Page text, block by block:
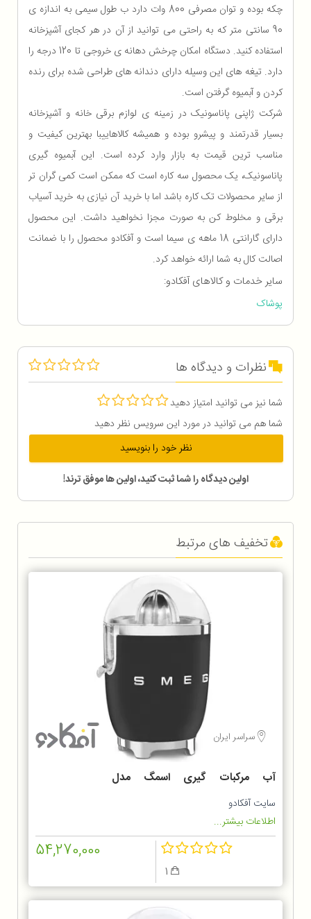
چکه بوده و توان مصرفی 800 وات دارد ب طول سیمی به اندازه ی
90 سانتی متر که به راحتی می توانید از آن در هر کجای آشپزخانه
استفاده کنید. دستگاه امکان چرخش دهانه ی خروجی تا 120 درجه را
دارد. تیغه های این وسیله دارای دندانه های طراحی شده برای رنده
کردن و آبمیوه گرفتن است.
شرکت ژاپنی پاناسونیک در زمینه ی لوازم برقی خانه و آشپزخانه
بسیار قدرتمند و پیشرو بوده و همیشه کالاهاییبا بهترین کیفیت و
مناسب ترین قیمت به بازار وارد کرده است. این آبمیوه گیری
پاناسونیک، یک محصول سه کاره است که ممکن است کمی گران تر
از سایر محصولات تک کاره باشد اما با خرید آن نیازی به خرید آسیاب
برقی و مخلوط کن به صورت مجزا نخواهید داشت. این محصول
دارای گارانتی 18 ماهه ی سیما است و آفکادو محصول را با ضمانت
اصالت کال به شما ارائه خواهد کرد.
سایر خدمات و کالاهای آفکادو:
پوشاک
نظرات و دیدگاه ها
شما نیز می توانید امتیاز دهید
شما هم می توانید در مورد این سرویس نظر دهید
نظر خود را بنویسید
اولین دیدگاه را شما ثبت کنید، اولین ها موفق ترند!
تخفیف های مرتبط
سراسر ایران
آب مرکبات گیری اسمگ مدل
CJF01BL
سایت آفکادو
اطلاعات بیشتر...
54,270,000